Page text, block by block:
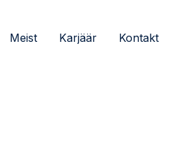
Meist Karjäär Kontakt